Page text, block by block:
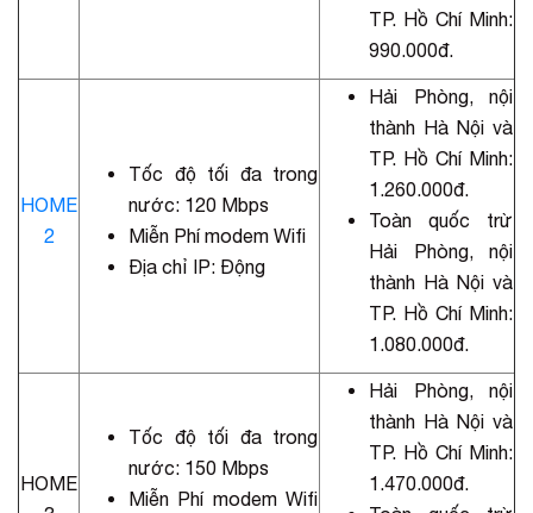
TP. Hồ Chí Minh:
990.000đ.
HOME
2
Tốc độ tối đa trong
nước: 120 Mbps
Miễn Phí modem Wifi
Địa chỉ IP: Động
Hải Phòng, nội
thành Hà Nội và
TP. Hồ Chí Minh:
1.260.000đ.
Toàn quốc trừ
Hải Phòng, nội
thành Hà Nội và
TP. Hồ Chí Minh:
1.080.000đ.
HOME
Tốc độ tối đa trong
nước: 150 Mbps
Miễn Phí modem Wifi
Hải Phòng, nội
thành Hà Nội và
TP. Hồ Chí Minh:
1.470.000đ.